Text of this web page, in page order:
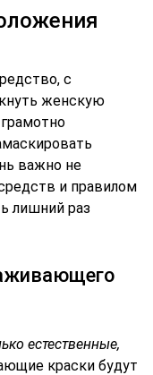
с
женскую
важно не
и правилом
лишний раз
естественные,
краски будут